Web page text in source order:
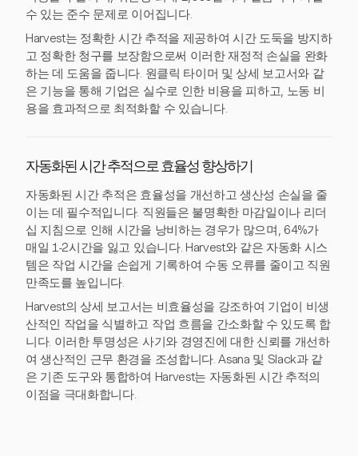
수 있는 준수 문제로 이어집니다.
Harvest는 정확한 시간 추적을 제공하여 시간 도둑을 방지하
고 정확한 청구를 보장함으로써 이러한 재정적 손실을 완화
하는 데 도움을 줍니다. 원클릭 타이머 및 상세 보고서와 같
은 기능을 통해 기업은 실수로 인한 비용을 피하고, 노동 비
용을 효과적으로 최적화할 수 있습니다.
자동화된 시간 추적으로 효율성 향상하기
자동화된 시간 추적은 효율성을 개선하고 생산성 손실을 줄
이는 데 필수적입니다. 직원들은 불명확한 마감일이나 리더
십 지침으로 인해 시간을 낭비하는 경우가 많으며, 64%가
매일 1-2시간을 잃고 있습니다. Harvest와 같은 자동화 시스
템은 작업 시간을 손쉽게 기록하여 수동 오류를 줄이고 직원
만족도를 높입니다.
Harvest의 상세 보고서는 비효율성을 강조하여 기업이 비생
산적인 작업을 식별하고 작업 흐름을 간소화할 수 있도록 합
니다. 이러한 투명성은 사기와 경영진에 대한 신뢰를 개선하
여 생산적인 근무 환경을 조성합니다. Asana 및 Slack과 같
은 기존 도구와 통합하여 Harvest는 자동화된 시간 추적의
이점을 극대화합니다.